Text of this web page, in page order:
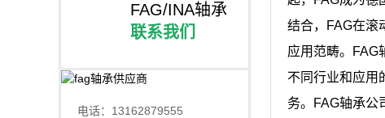
FAG/INA轴承
联系我们
电话：13162879555
结合，FAG在滚
应用范畴。FAG
不同行业和应用
务。FAG轴承公